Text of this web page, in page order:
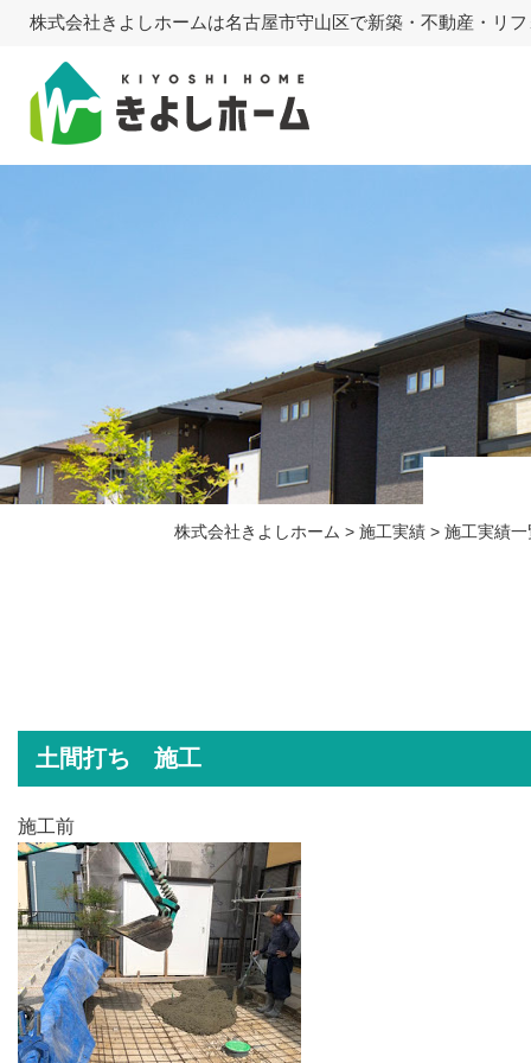
株式会社きよしホームは名古屋市守山区で新築・不動産・リ
株式会社きよしホーム > 施工実績 > 施工実績一
土間打ち 施工
施工前